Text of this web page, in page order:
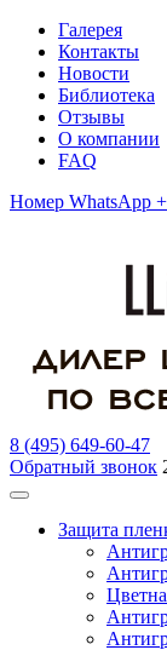
Галерея
Контакты
Новости
Библиотека
Отзывы
О компании
FAQ
Номер WhatsApp
8 (495) 649-60-47
Обратный звонок
Защита